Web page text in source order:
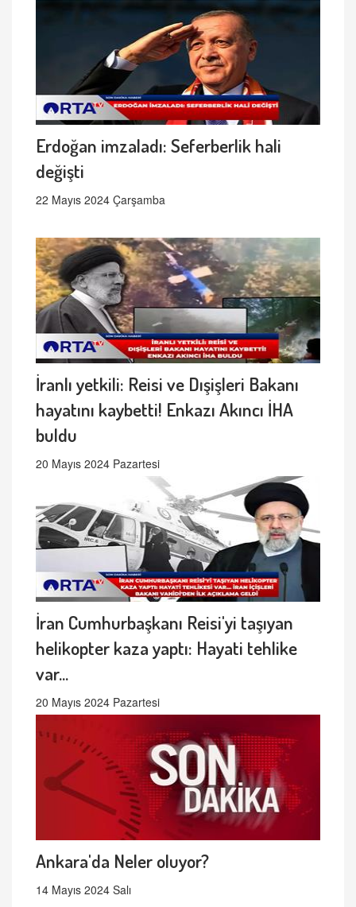
Erdoğan imzaladı: Seferberlik hali
değişti
22 Mayıs 2024 Çarşamba
İranlı yetkili: Reisi ve Dışişleri Bakanı
hayatını kaybetti! Enkazı Akıncı İHA
buldu
20 Mayıs 2024 Pazartesi
İran Cumhurbaşkanı Reisi'yi taşıyan
helikopter kaza yaptı: Hayati tehlike
var...
20 Mayıs 2024 Pazartesi
Ankara'da Neler oluyor?
14 Mayıs 2024 Salı